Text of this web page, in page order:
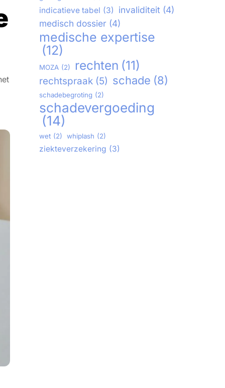
indicatieve tabel (3) invaliditeit (4)
medisch dossier (4)
medische expertise
(12)
MOZA (2) rechten (11)
rechtspraak (5) schade (8)
schadebegroting (2)
schadevergoeding
(14)
wet (2) whiplash (2)
ziekteverzekering (3)